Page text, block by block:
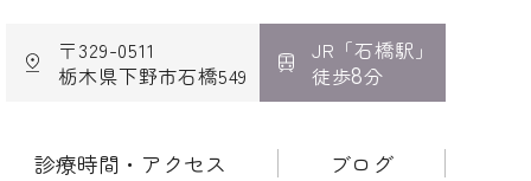
呼吸器内科・乳腺クリニック
〒329-0511
栃木県下野市石橋549
JR「石橋駅」
徒歩8分
診療時間・アクセス ブログ